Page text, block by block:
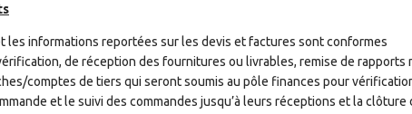
les informations reportées sur les devis et factures sont conformes
de réception des fournitures ou livrables, remise de
comptes de tiers qui seront soumis au pôle finances pour
et le suivi des commandes jusqu’à leurs réceptions et la clôture